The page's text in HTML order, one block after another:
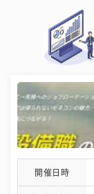
開催日時